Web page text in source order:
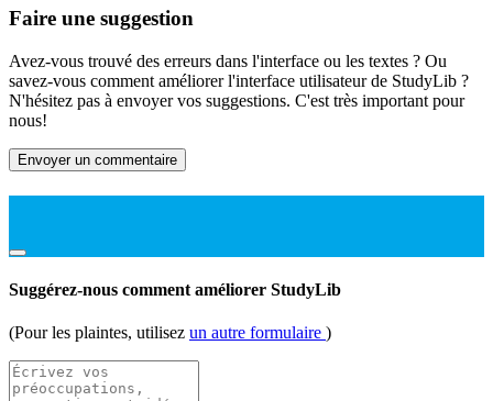
Faire une suggestion
Avez-vous trouvé des erreurs dans l'interface ou les textes ? Ou
savez-vous comment améliorer l'interface utilisateur de StudyLib ?
N'hésitez pas à envoyer vos suggestions. C'est très important pour
nous!
Envoyer un commentaire
Suggérez-nous comment améliorer StudyLib
(Pour les plaintes, utilisez un autre formulaire )